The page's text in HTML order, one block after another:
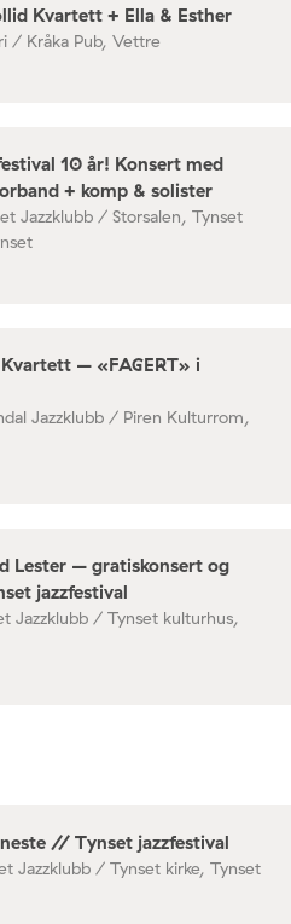
Kvartett + Ella & Esther
/ Kråka Pub, Vettre
10 år! Konsert med
+ komp & solister
Jazzklubb / Storsalen, Tynset
– «FAGERT» i
Jazzklubb / Piren Kulturrom,
Lester – gratiskonsert og
jazzfestival
Jazzklubb / Tynset kulturhus,
// Tynset jazzfestival
Jazzklubb / Tynset kirke, Tynset